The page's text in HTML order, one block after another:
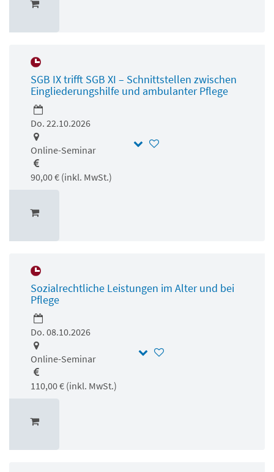
SGB IX trifft SGB XI – Schnittstellen zwischen
Eingliederungshilfe und ambulanter Pflege
Do. 22.10.2026
Online-Seminar
90,00 € (inkl. MwSt.)
Sozialrechtliche Leistungen im Alter und bei
Pflege
Do. 08.10.2026
Online-Seminar
110,00 € (inkl. MwSt.)